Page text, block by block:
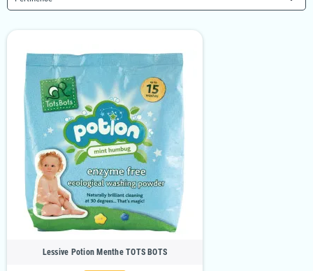
Lessive Potion Menthe TOTS BOTS